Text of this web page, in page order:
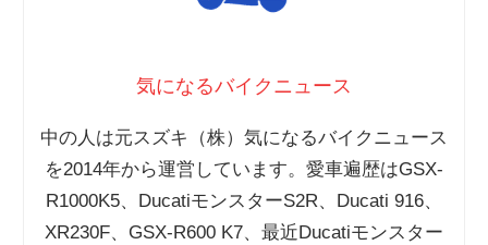
気になるバイクニュース
中の人は元スズキ（株）気になるバイクニュース
を2014年から運営しています。愛車遍歴はGSX-
R1000K5、DucatiモンスターS2R、Ducati 916、
XR230F、GSX-R600 K7、最近Ducatiモンスター